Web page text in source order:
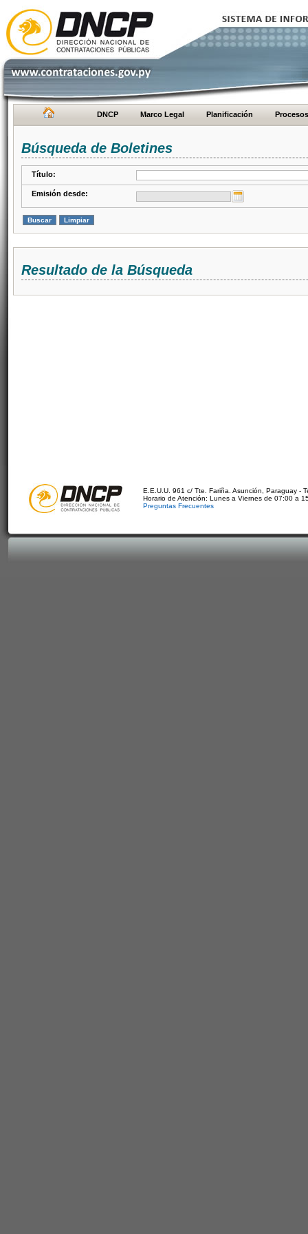
DNCP Marco Legal Planificación Procesos
Búsqueda de Boletines
Título:
Emisión desde:
Resultado de la Búsqueda
E.E.U.U. 961 c/ Tte. Fariña. Asunción, Paraguay -
Horario de Atención: Lunes a Viernes de 07:00 a
Preguntas Frecuentes